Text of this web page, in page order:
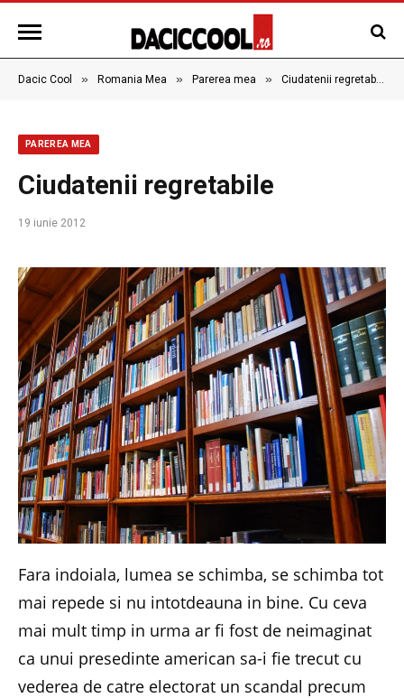
Dacic Cool » Romania Mea » Parerea mea » Ciudatenii regretabile
PAREREA MEA
Ciudatenii regretabile
19 iunie 2012
Fara indoiala, lumea se schimba, se schimba tot
mai repede si nu intotdeauna in bine. Cu ceva
mai mult timp in urma ar fi fost de neimaginat
ca unui presedinte american sa-i fie trecut cu
vederea de catre electorat un scandal precum